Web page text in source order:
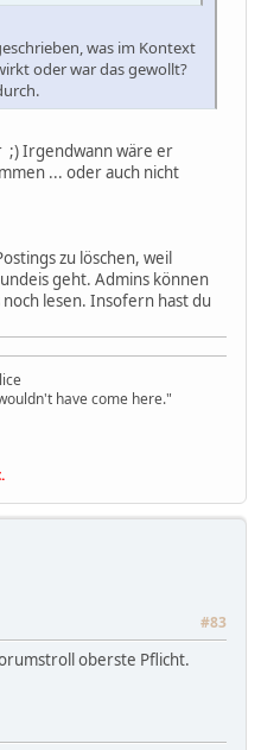
was im Kontext
oder war das gewollt?
;) Irgendwann wäre er
... oder auch nicht
zu löschen, weil
geht. Admins können
lesen. Insofern hast du
have come here."
#83
oberste Pflicht.